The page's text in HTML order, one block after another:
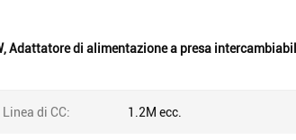
,Adattatore di alimentazione a presa
Linea di CC: 1.2M ecc.